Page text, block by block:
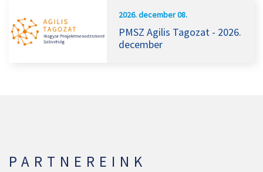
2026. december 08.
PMSZ Agilis Tagozat - 2026.
december
PARTNEREINK